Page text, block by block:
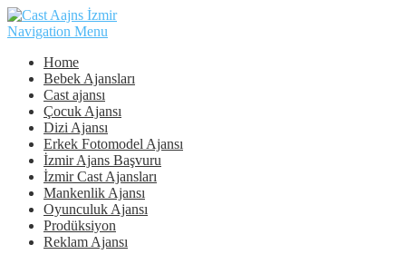
Navigation Menu
Home
Bebek Ajansları
Cast ajansı
Çocuk Ajansı
Dizi Ajansı
Erkek Fotomodel Ajansı
İzmir Ajans Başvuru
İzmir Cast Ajansları
Mankenlik Ajansı
Oyunculuk Ajansı
Prodüksiyon
Reklam Ajansı